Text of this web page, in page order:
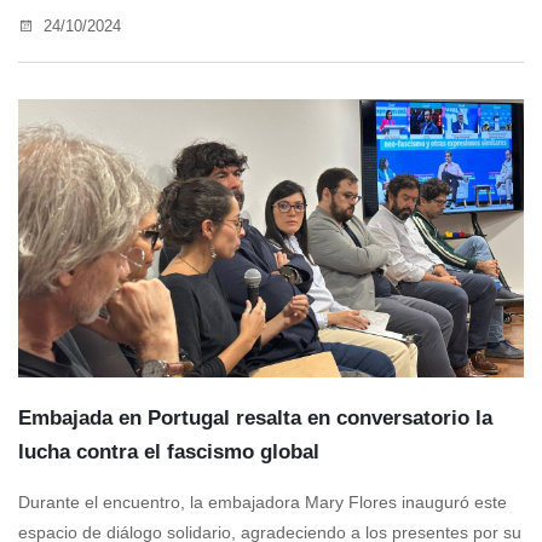
24/10/2024
Embajada en Portugal resalta en conversatorio la
lucha contra el fascismo global
Durante el encuentro, la embajadora Mary Flores inauguró este
espacio de diálogo solidario, agradeciendo a los presentes por su